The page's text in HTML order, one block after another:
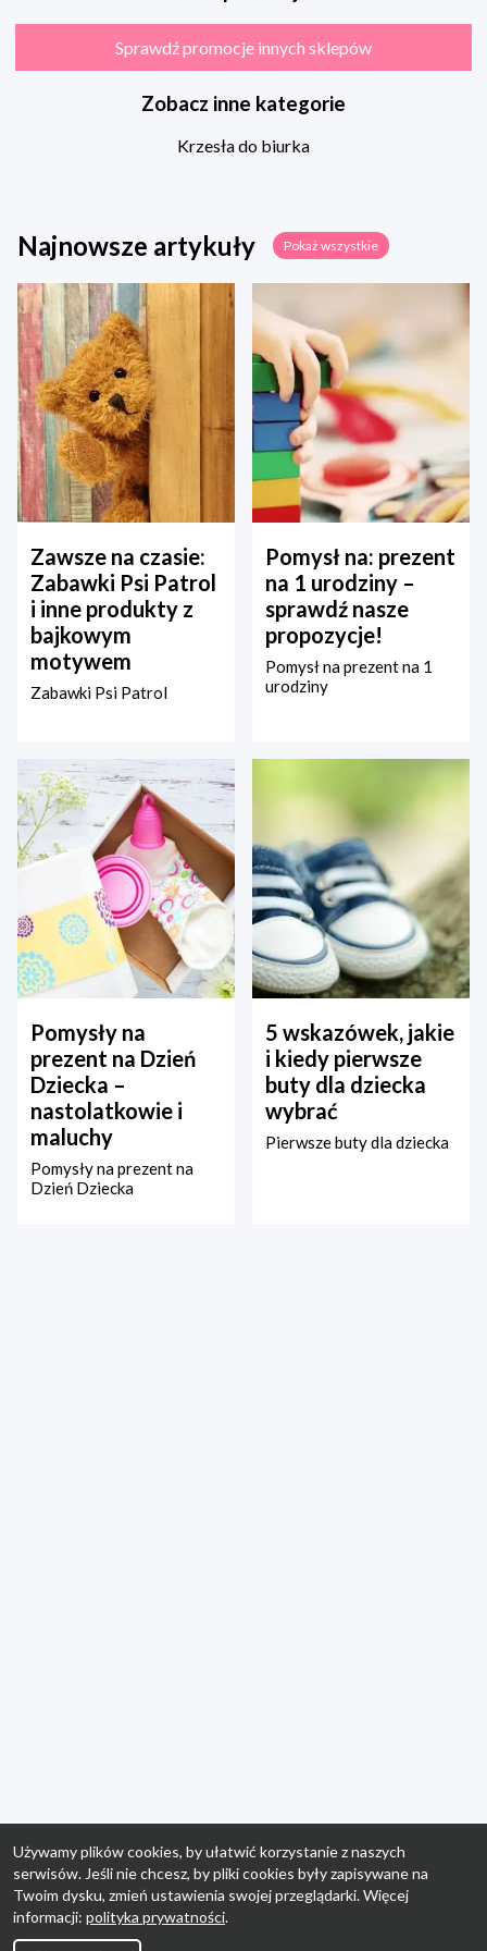
Sprawdź promocje innych sklepów
Zobacz inne kategorie
Krzesła do biurka
Najnowsze artykuły Pokaż wszystkie
Zawsze na czasie:
Zabawki Psi Patrol
i inne produkty z
bajkowym
motywem
Zabawki Psi Patrol
Pomysł na: prezent
na 1 urodziny –
sprawdź nasze
propozycje!
Pomysł na prezent na 1
urodziny
Pomysły na
prezent na Dzień
Dziecka –
nastolatkowie i
maluchy
Pomysły na prezent na
Dzień Dziecka
5 wskazówek, jakie
i kiedy pierwsze
buty dla dziecka
wybrać
Pierwsze buty dla dziecka
Używamy plików cookies, by ułatwić korzystanie z naszych
serwisów. Jeśli nie chcesz, by pliki cookies były zapisywane na
Twoim dysku, zmień ustawienia swojej przeglądarki. Więcej
informacji: polityka prywatności.